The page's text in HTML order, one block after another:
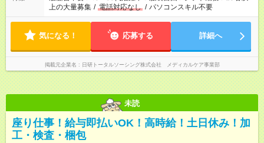
上の大量募集 / 電話対応なし / パソコンスキル不要
気になる！ 応募する 詳細へ
掲載元企業名 日研トータルソーシング株式会社 メディカルケア事業部
未読
座り仕事！給与即払いOK！高時給！土日休み！加
工・検査・梱包